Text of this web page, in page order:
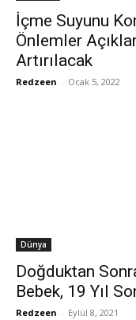
İçme Suyunu
Önlemler
Artırılacak
Redzeen - Ocak 5, 2022
Dünya
Doğduktan
Bebek, 19 Yıl
Redzeen - Eylül 8, 2021